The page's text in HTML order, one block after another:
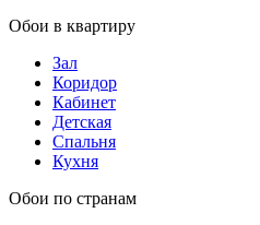
Обои в квартиру
Зал
Коридор
Кабинет
Детская
Спальня
Кухня
Обои по странам